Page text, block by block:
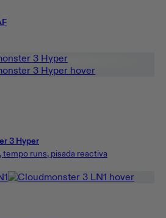
3 Hyper
tempo runs, pisada reactiva